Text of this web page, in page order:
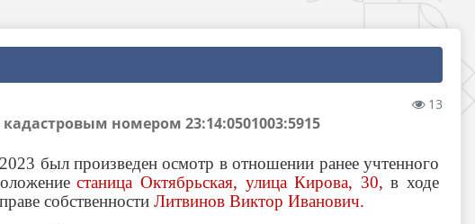
13
номером 23:14:0501003:5915
был произведен осмотр в отношении ранее учтенного
станица Октябрьская, улица Кирова, 30,в ходе
собственности Литвинов Виктор Иванович.